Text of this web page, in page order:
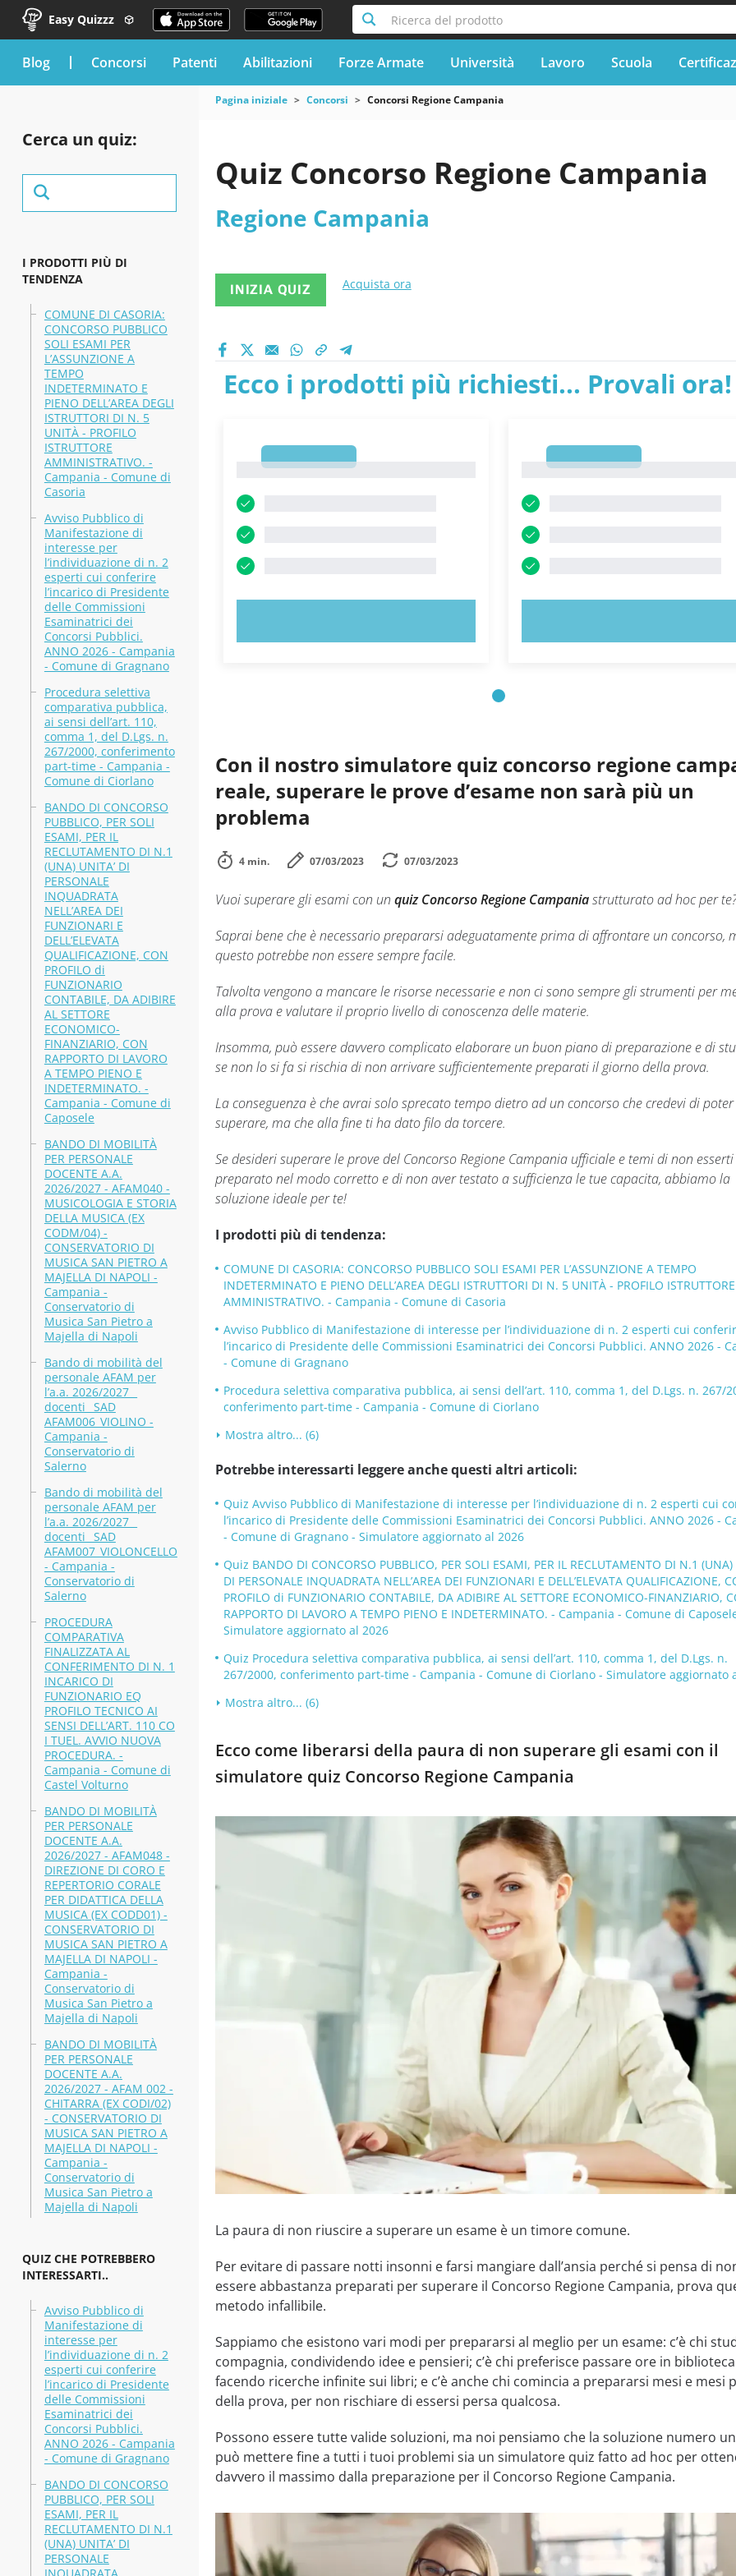
Easy Quizzz Ricerca del prodotto
blog Concorsi Patenti Abilitazioni Forze Armate Università Lavoro Scuola
Cerca un quiz:
I PRODOTTI PIÙ DI
TENDENZA
COMUNE DI CASORIA:
CONCORSO PUBBLICO
SOLI ESAMI PER
L’ASSUNZIONE A
TEMPO
INDETERMINATO E
PIENO DELL’AREA DEGLI
ISTRUTTORI DI N. 5
UNITÀ - PROFILO
ISTRUTTORE
AMMINISTRATIVO. -
Campania - Comune di
Casoria
Avviso Pubblico di
Manifestazione di
interesse per
l’individuazione di n. 2
esperti cui conferire
l’incarico di Presidente
delle Commissioni
Esaminatrici dei
Concorsi Pubblici.
ANNO 2026 - Campania
- Comune di Gragnano
Procedura selettiva
comparativa pubblica,
ai sensi dell’art. 110,
comma 1, del D.Lgs. n.
267/2000, conferimento
part-time - Campania -
Comune di Ciorlano
BANDO DI CONCORSO
PUBBLICO, PER SOLI
ESAMI, PER IL
RECLUTAMENTO DI N.1
(UNA) UNITA’ DI
PERSONALE
INQUADRATA
NELL’AREA DEI
FUNZIONARI E
DELL’ELEVATA
QUALIFICAZIONE, CON
PROFILO di
FUNZIONARIO
CONTABILE, DA ADIBIRE
AL SETTORE
ECONOMICO-
FINANZIARIO, CON
RAPPORTO DI LAVORO
A TEMPO PIENO E
INDETERMINATO. -
Campania - Comune di
Caposele
BANDO DI MOBILITÀ
PER PERSONALE
DOCENTE A.A.
2026/2027 - AFAM040 -
MUSICOLOGIA E STORIA
DELLA MUSICA (EX
CODM/04) -
CONSERVATORIO DI
MUSICA SAN PIETRO A
MAJELLA DI NAPOLI -
Campania -
Conservatorio di
Musica San Pietro a
Majella di Napoli
Bando di mobilità del
personale AFAM per
l’a.a. 2026/2027 _
docenti_ SAD
AFAM006_VIOLINO -
Campania -
Conservatorio di
Salerno
Bando di mobilità del
personale AFAM per
l’a.a. 2026/2027 _
docenti_ SAD
AFAM007_VIOLONCELLO
- Campania -
Conservatorio di
Salerno
PROCEDURA
COMPARATIVA
FINALIZZATA AL
CONFERIMENTO DI N. 1
INCARICO DI
FUNZIONARIO EQ
PROFILO TECNICO AI
SENSI DELL’ART. 110 CO
I TUEL. AVVIO NUOVA
PROCEDURA. -
Campania - Comune di
Castel Volturno
BANDO DI MOBILITÀ
PER PERSONALE
DOCENTE A.A.
2026/2027 - AFAM048 -
DIREZIONE DI CORO E
REPERTORIO CORALE
PER DIDATTICA DELLA
MUSICA (EX CODD01) -
CONSERVATORIO DI
MUSICA SAN PIETRO A
MAJELLA DI NAPOLI -
Campania -
Conservatorio di
Musica San Pietro a
Majella di Napoli
BANDO DI MOBILITÀ
PER PERSONALE
DOCENTE A.A.
2026/2027 - AFAM 002 -
CHITARRA (EX CODI/02)
- CONSERVATORIO DI
MUSICA SAN PIETRO A
MAJELLA DI NAPOLI -
Campania -
Conservatorio di
Musica San Pietro a
Majella di Napoli
QUIZ CHE POTREBBERO
INTERESSARTI..
Avviso Pubblico di
Manifestazione di
interesse per
l’individuazione di n. 2
esperti cui conferire
l’incarico di Presidente
delle Commissioni
Esaminatrici dei
Concorsi Pubblici.
ANNO 2026 - Campania
- Comune di Gragnano
BANDO DI CONCORSO
PUBBLICO, PER SOLI
ESAMI, PER IL
RECLUTAMENTO DI N.1
(UNA) UNITA’ DI
PERSONALE
Pagina iniziale Concorsi Concorsi Regione Campania
Quiz Concorso Regione Campania
Regione Campania
INIZIA QUIZ Acquista ora
Ecco i prodotti più richiesti... Provali ora!
Con il nostro simulatore quiz concorso regione
reale, superare le prove d’esame non sarà più un
problema
4 min. 07/03/2023 07/03/2023
Vuoi superare gli esami con un quiz Concorso Regione Campaniastrutturato ad hoc per
Saprai bene che è necessario prepararsi adeguatamente prima di affrontare un concorso,
questo potrebbe non essere sempre facile.
Talvolta vengono a mancare le risorse necessarie e non ci sono sempre gli strumenti per
alla prova e valutare il proprio livello di conoscenza delle materie.
Insomma, può essere davvero complicato elaborare un buon piano di preparazione e di
se non lo si fa si rischia di non arrivare sufficientemente preparati il giorno della prova.
La conseguenza è che avrai solo sprecato tempo dietro ad un concorso che credevi di poter
superare, ma che alla fine ti ha dato filo da torcere.
Se desideri superare le prove del Concorso Regione Campania ufficiale e temi di non esserti
preparato nel modo corretto e di non aver testato a sufficienza le tue capacita, abbiamo la
soluzione ideale per te!
I prodotti più di tendenza:
COMUNE DI CASORIA: CONCORSO PUBBLICO SOLI ESAMI PER L’ASSUNZIONE A TEMPO
INDETERMINATO E PIENO DELL’AREA DEGLI ISTRUTTORI DI N. 5 UNITÀ - PROFILO ISTRUTTORE
AMMINISTRATIVO. - Campania - Comune di Casoria
Avviso Pubblico di Manifestazione di interesse per l’individuazione di n. 2 esperti cui
l’incarico di Presidente delle Commissioni Esaminatrici dei Concorsi Pubblici. ANNO 2026 -
- Comune di Gragnano
Procedura selettiva comparativa pubblica, ai sensi dell’art. 110, comma 1, del D.Lgs. n. 267/
conferimento part-time - Campania - Comune di Ciorlano
Mostra altro... (6)
Potrebbe interessarti leggere anche questi altri articoli:
Quiz Avviso Pubblico di Manifestazione di interesse per l’individuazione di n. 2 esperti cui
l’incarico di Presidente delle Commissioni Esaminatrici dei Concorsi Pubblici. ANNO 2026 -
- Comune di Gragnano - Simulatore aggiornato al 2026
Quiz BANDO DI CONCORSO PUBBLICO, PER SOLI ESAMI, PER IL RECLUTAMENTO DI N.1 (UNA)
DI PERSONALE INQUADRATA NELL’AREA DEI FUNZIONARI E DELL’ELEVATA QUALIFICAZIONE,
PROFILO di FUNZIONARIO CONTABILE, DA ADIBIRE AL SETTORE ECONOMICO-FINANZIARIO,
RAPPORTO DI LAVORO A TEMPO PIENO E INDETERMINATO. - Campania - Comune di
Simulatore aggiornato al 2026
Quiz Procedura selettiva comparativa pubblica, ai sensi dell’art. 110, comma 1, del D.Lgs. n.
267/2000, conferimento part-time - Campania - Comune di Ciorlano - Simulatore aggiornato
Mostra altro... (6)
Ecco come liberarsi della paura di non superare gli esami con il
simulatore quiz Concorso Regione Campania
La paura di non riuscire a superare un esame è un timore comune.
Per evitare di passare notti insonni e farsi mangiare dall’ansia perché si pensa di
essere abbastanza preparati per superare il Concorso Regione Campania, prova
metodo infallibile.
Sappiamo che esistono vari modi per prepararsi al meglio per un esame: c’è chi
compagnia, condividendo idee e pensieri; c’è chi preferisce passare ore in biblioteca
facendo ricerche infinite sui libri; e c’è anche chi comincia a prepararsi mesi e mesi
della prova, per non rischiare di essersi persa qualcosa.
Possono essere tutte valide soluzioni, ma noi pensiamo che la soluzione numero
può mettere fine a tutti i tuoi problemi sia un simulatore quiz fatto ad hoc per
davvero il massimo dalla preparazione per il Concorso Regione Campania.